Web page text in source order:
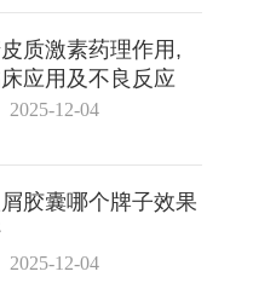
质激素药理作用,
应用及不良反应
2025-12-04
胶囊哪个牌子效果
2025-12-04